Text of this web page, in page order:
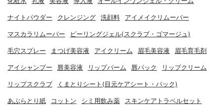
ナイトパウダー クレンジング 洗顔料 アイメイクリムーバー
マスカラリムーバー ピーリングジェル(スクラブ・ゴマージュ)
毛穴スプレー まつげ美容液 アイクリーム 眉毛美容液 眉毛育毛剤
アイシャンプー 唇美容液 リップバーム 唇パック リップクリーム
リップスクラブ くまとりシート(目元ケアシート・パック)
あぶらとり紙 コットン シミ用飲み薬 スキンケアトラベルセット